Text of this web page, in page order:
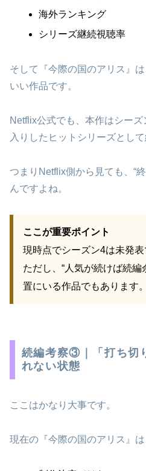
海外ランキング
シリーズ継続視聴率
そして『今際の国のアリス』
いい作品です。
Netflix公式でも、本作はシー
入りしたヒットシリーズとして
つまりNetflix側から見ても、“
んですよね。
ここが重要ポイント
現時点でシーズン4は未発表
ただし、“人気が続けば続編
置にいる作品でもあります。
続編考察③｜「打ち切
れない状態
ここはかなり大事です。
現在の『今際の国のアリス』は